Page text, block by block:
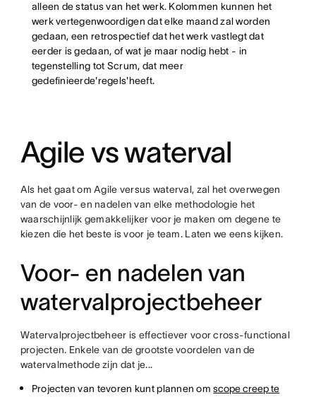
alleen de status van het werk. Kolommen kunnen het
werk vertegenwoordigen dat elke maand zal worden
gedaan, een retrospectief dat het werk vastlegt dat
eerder is gedaan, of wat je maar nodig hebt - in
tegenstelling tot Scrum, dat meer
gedefinieerde'regels'heeft.
Agile vs waterval
Als het gaat om Agile versus waterval, zal het overwegen
van de voor- en nadelen van elke methodologie het
waarschijnlijk gemakkelijker voor je maken om degene te
kiezen die het beste is voor je team. Laten we eens kijken.
Voor- en nadelen van
watervalprojectbeheer
Watervalprojectbeheer is effectiever voor cross-functional
projecten. Enkele van de grootste voordelen van de
watervalmethode zijn dat je...
Projecten van tevoren kunt plannen omscope creep te